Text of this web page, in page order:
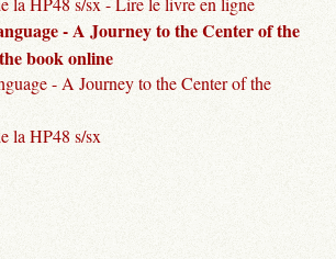
- A Journey to the Center of the
book online
- A Journey to the Center of the
la HP48 s/sx